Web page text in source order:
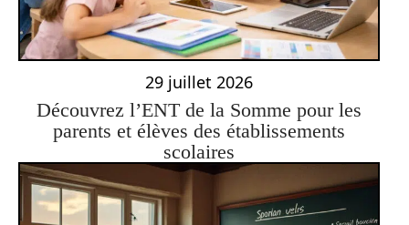
29 juillet 2026
Découvrez l’ENT de la Somme pour les
parents et élèves des établissements
scolaires